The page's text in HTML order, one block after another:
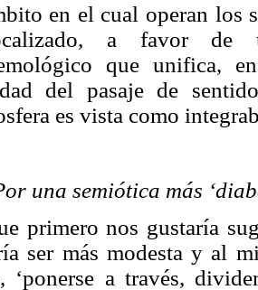
en el cual operan los
a favor de
que unifica,
del pasaje de
es vista como
una semiótica más
primero nos gustaría
ser más modesta y al
, ‘ponerse a través,